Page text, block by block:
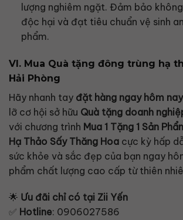
lượng nghiêm ngặt. Đảm bảo
độc hại và đạt tiêu chuẩn vệ sinh
phẩm.
VI. Mua Quà tặng đông trùng hạ
Hải Phòng
Hãy nhanh tay đặt hàng ngay hôm nay
lỡ cơ hội sở hữu Quà tặng doanh
với chương trình Mua 1 Tặng 1 Sản
Hạ Thảo Sấy Thăng Hoa cực kỳ hấp
sức khỏe và sắc đẹp của bạn ngay
phẩm chất lượng cao cấp từ thiên
🌟 Ưu đãi chỉ có tại Zii Yến
✅ Hotline: 0906027586